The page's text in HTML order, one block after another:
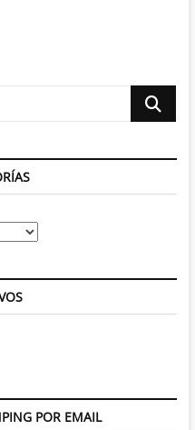
Buscar
POR EMAIL